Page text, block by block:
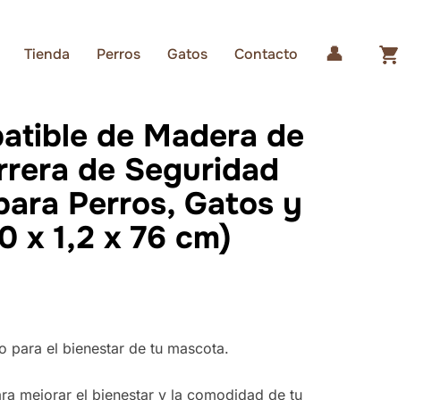
Tienda Perros Gatos Contacto
de Madera de
de Seguridad
Perros, Gatos y
x 1,2 x 76 cm)
para el bienestar de tu mascota.
mejorar el bienestar y la comodidad de tu